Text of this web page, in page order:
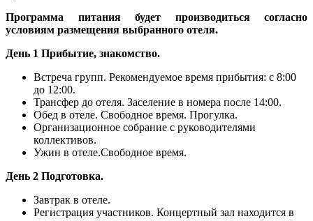
Программа питания будет производиться согласно
условиям размещения выбранного отеля.
День 1 Прибытие, знакомство.
Встреча групп. Рекомендуемое время прибытия: с 8:00
до 12:00.
Трансфер до отеля. Заселение в номера после 14:00.
Обед в отеле. Свободное время. Прогулка.
Организационное собрание с руководителями
коллективов.
Ужин в отеле.Свободное время.
День 2 Подготовка.
Завтрак в отеле.
Регистрация участников. Концертный зал находится в